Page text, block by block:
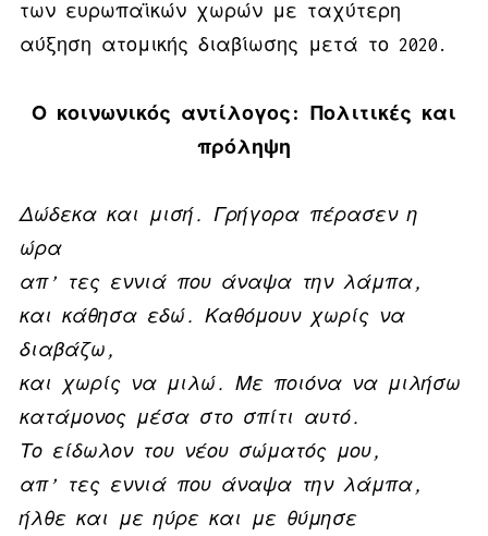
των ευρωπαϊκών χωρών με ταχύτερη
αύξηση ατομικής διαβίωσης μετά το 2020.
Ο κοινωνικός αντίλογος: Πολιτικές και
πρόληψη
Δώδεκα και μισή. Γρήγορα πέρασεν η
ώρα
απ’ τες εννιά που άναψα την λάμπα,
και κάθησα εδώ. Καθόμουν χωρίς να
διαβάζω,
και χωρίς να μιλώ. Με ποιόνα να μιλήσω
κατάμονος μέσα στο σπίτι αυτό.
Το είδωλον του νέου σώματός μου,
απ’ τες εννιά που άναψα την λάμπα,
ήλθε και με ηύρε και με θύμησε